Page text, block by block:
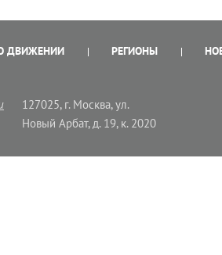
ДВИЖЕНИИ РЕГИОНЫ
127025, г. Москва, ул.
Новый Арбат, д. 19, к. 2020